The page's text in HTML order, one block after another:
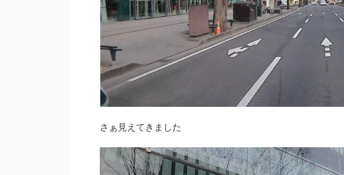
さぁ見えてきました